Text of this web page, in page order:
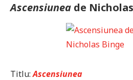
Ascensiunea de
Titlu:Ascensiunea